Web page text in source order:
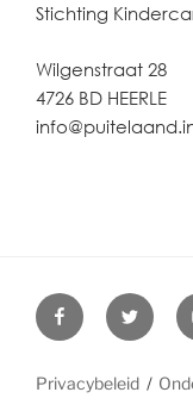
Stichting
Wilgenstraat 28
4726 BD HEERLE
FacebookTwitter
Privacybeleid